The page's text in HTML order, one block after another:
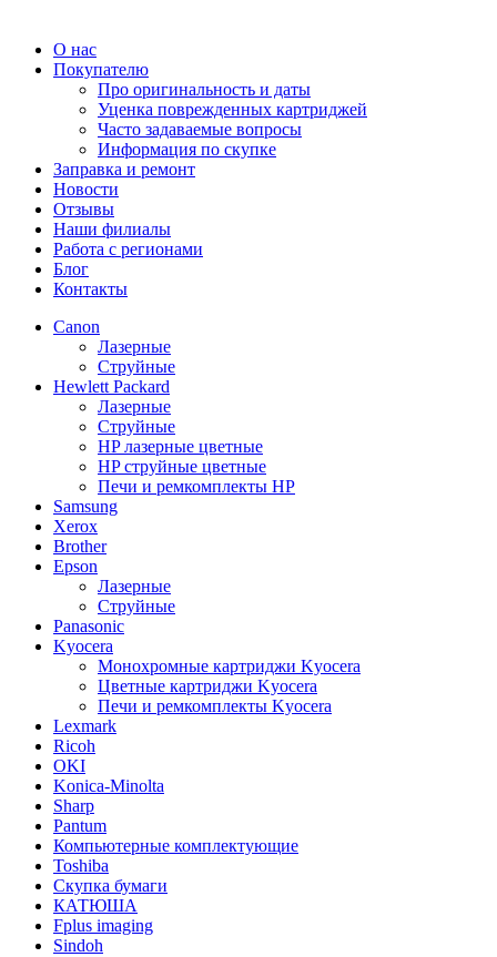
О нас
Покупателю
Про оригинальность и даты
Уценка поврежденных картриджей
Часто задаваемые вопросы
Информация по скупке
Заправка и ремонт
Новости
Отзывы
Наши филиалы
Работа с регионами
Блог
Контакты
Canon
Лазерные
Струйные
Hewlett Packard
Лазерные
Струйные
HP лазерные цветные
HP струйные цветные
Печи и ремкомплекты HP
Samsung
Xerox
Brother
Epson
Лазерные
Струйные
Panasonic
Kyocera
Монохромные картриджи Kyocera
Цветные картриджи Kyocera
Печи и ремкомплекты Kyocera
Lexmark
Ricoh
OKI
Konica-Minolta
Sharp
Pantum
Компьютерные комплектующие
Toshiba
Скупка бумаги
КАТЮША
Fplus imaging
Sindoh